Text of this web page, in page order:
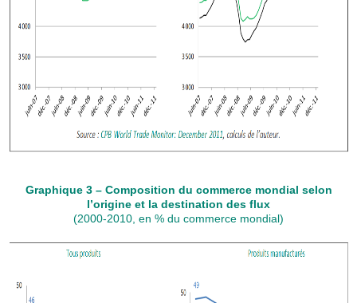
Graphique 3 – Composition du commerce mondial selon
l’origine et la destination des flux
(2000-2010, en % du commerce mondial)